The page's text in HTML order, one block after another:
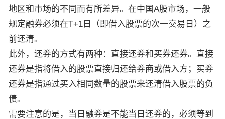
地区和市场的不同而有所差异。在中国A股市场，一般
规定融券必须在T+1日（即借入股票的次一交易日）之
前还清。
此外，还券的方式有两种：直接还券和买券还券。直接
还券是指将借入的股票直接归还给券商或借入方；买券
还券是指通过买入相同数量的股票来还清借入股票的负
债。
需要注意的是，当日融券是不能当日还券的，必须等到